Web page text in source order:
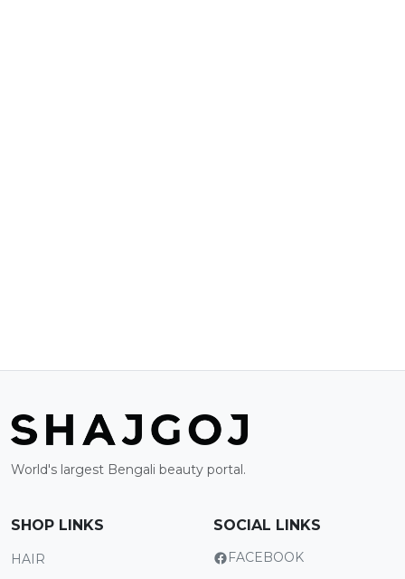
World's largest Bengali beauty portal.
SHOP LINKS
HAIR
SOCIAL LINKS
FACEBOOK